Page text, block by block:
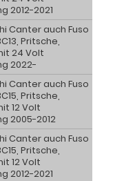
2012-2021
Canter auch Fuso
Pritsche,
24 Volt
2022-
Canter auch Fuso
Pritsche,
12 Volt
2005-2012
Canter auch Fuso
Pritsche,
12 Volt
2012-2021